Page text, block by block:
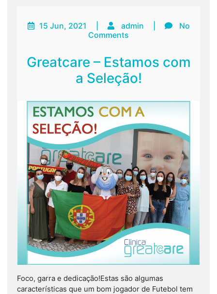
15 Jun, 2021 admin
No
Comments
Greatcare – Estamos com
a Seleção!
Foco, garra e dedicação!Estas são algumas
características que um bom jogador de Futebol tem